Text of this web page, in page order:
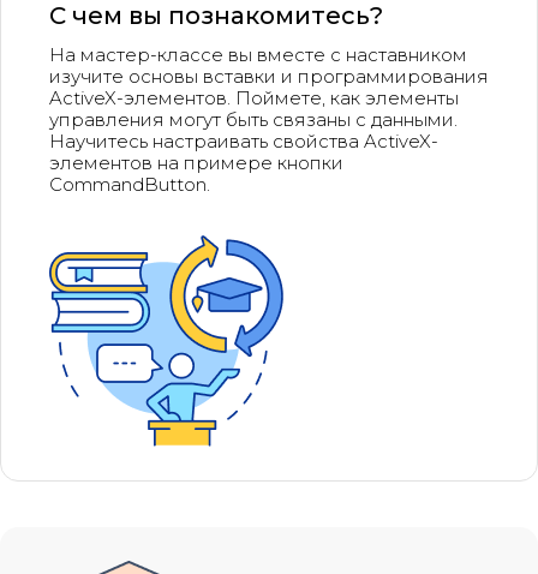
С чем вы познакомитесь?
На мастер-классе вы вместе с наставником
изучите основы вставки и программирования
ActiveX-элементов. Поймете, как элементы
управления могут быть связаны с данными.
Научитесь настраивать свойства ActiveX-
элементов на примере кнопки
CommandButton.